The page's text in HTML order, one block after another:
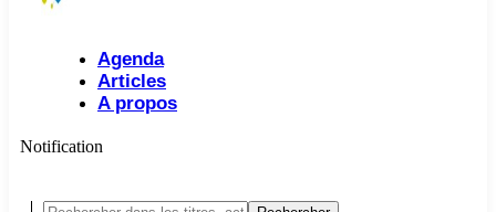
Agenda
Articles
A propos
Notification